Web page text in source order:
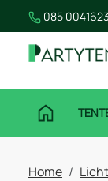
085 0041623
Home